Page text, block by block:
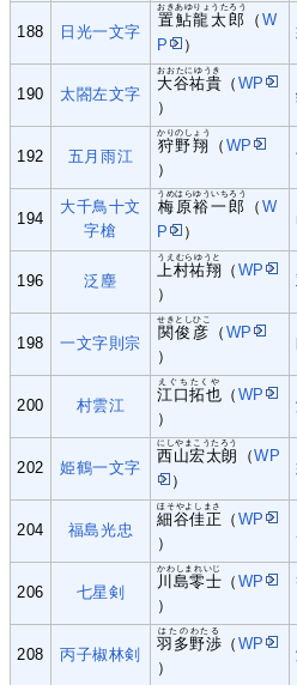
188 日光一文字
置鮎龍太郎
おきあゆりょうたろう
（ W
P
）
190 太閤左文字
大谷祐貴
おおたにゆうき
（ WP
）
192 五月雨江
狩野翔
かりのしょう
（ WP
）
194
大千鳥十文
字槍
梅原裕一郎
うめはらゆういちろう
（ W
P
）
196 泛塵
上村祐翔
うえむらゆうと
（ WP
）
198 一文字則宗
関俊彦
せきとしひこ
（ WP
）
200 村雲江
江口拓也
えぐちたくや
（ WP
）
202 姫鶴一文字
西山宏太朗
にしやまこうたろう
（WP
）
204 福島光忠
細谷佳正
ほそやよしまさ
（ WP
）
206 七星剣
川島零士
かわしまれいじ
（ WP
）
208 丙子椒林剣
羽多野渉
はたのわたる
（ WP
）